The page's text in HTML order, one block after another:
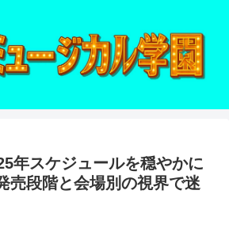
年スケジュールを穏やかに
売段階と会場別の視界で迷